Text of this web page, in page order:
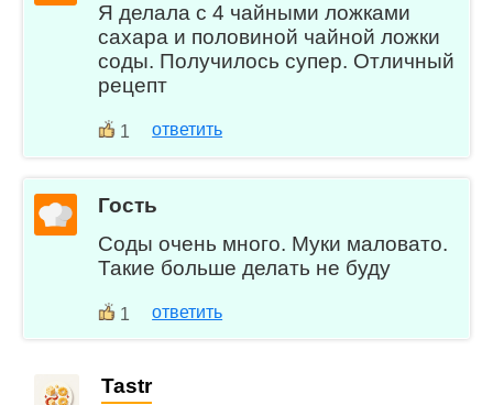
Я делала с 4 чайными ложками
сахара и половиной чайной ложки
соды. Получилось супер. Отличный
рецепт
1 ответить
Гость
Соды очень много. Муки маловато.
Такие больше делать не буду
1 ответить
Tastr